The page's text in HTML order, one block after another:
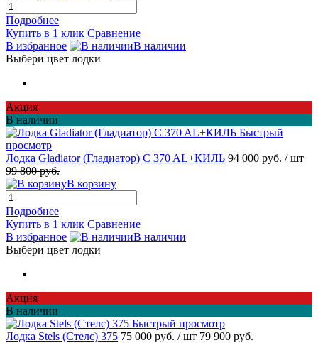
Подробнее
Купить в 1 клик Сравнение
В избранное
В наличии
Выбери цвет лодки
Акция
В наличии
Быстрый
просмотр
Лодка Gladiator (Гладиатор) C 370 AL+КИЛЬ 94 000 руб. / шт
99 800 руб.
В корзину
Подробнее
Купить в 1 клик Сравнение
В избранное
В наличии
Выбери цвет лодки
Акция
В наличии
Быстрый просмотр
Лодка Stels (Стелс) 375 75 000 руб. / шт 79 900 руб.